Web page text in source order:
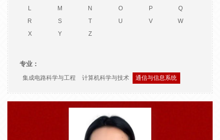
L
M N O P
Q
R
S T U V
W
X
Y Z
专业：
集成电路科学与工程 计算机科学与技术 通信与信息系统